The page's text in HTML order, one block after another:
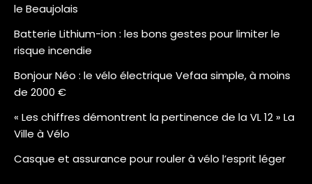
le Beaujolais
Batterie Lithium-ion : les bons gestes pour limiter le
risque incendie
Bonjour Néo : le vélo électrique Vefaa simple, à moins
de 2000 €
« Les chiffres démontrent la pertinence de la VL 12 » La
Ville à Vélo
Casque et assurance pour rouler à vélo l’esprit léger